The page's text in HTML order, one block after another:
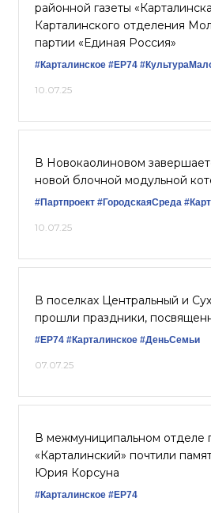
районной газеты
Карталинского отделения
партии «Единая Россия»
#Карталинское #ЕР74
10.07.25
В Новокаолиновом
новой блочной модульной
#Партпроект #ГородскаяСреда
10.07.25
В поселках Центральный и
прошли праздники,
#ЕР74 #Карталинское #ДеньСемьи
07.07.25
В межмуниципальном отделе
«Карталинский» почтили
Юрия Корсуна
#Карталинское #ЕР74